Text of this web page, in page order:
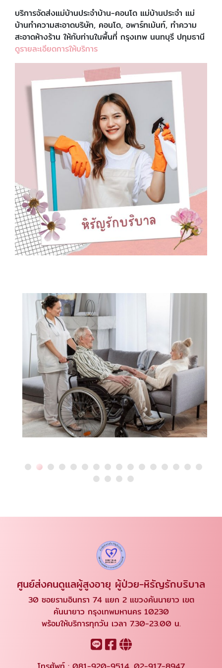
บริการจัดส่งแม่บ้านประจำบ้าน-คอนโด แม่บ้านประจำ แม่
บ้านทำความสะอาดบริษัท, คอนโด, อพาร์ทเม้นท์, ทำความ
สะอาดห้างร้าน ให้กับท่านในพื้นที่ กรุงเทพ นนทบุรี ปทุมธานี
ดูรายละเอียดการให้บริการ
ศูนย์ส่งคนดูแลผู้สูงอายุ ผู้ป่วย-หิรัญรักบริบาล
30 ซอยรามอินทรา 74 แยก 2 แขวงคันนายาว เขต
คันนายาว กรุงเทพมหานคร 10230
พร้อมให้บริการทุกวัน เวลา 7.30-23.00 น.